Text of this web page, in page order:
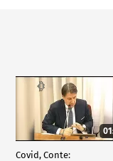
Covid, Conte: